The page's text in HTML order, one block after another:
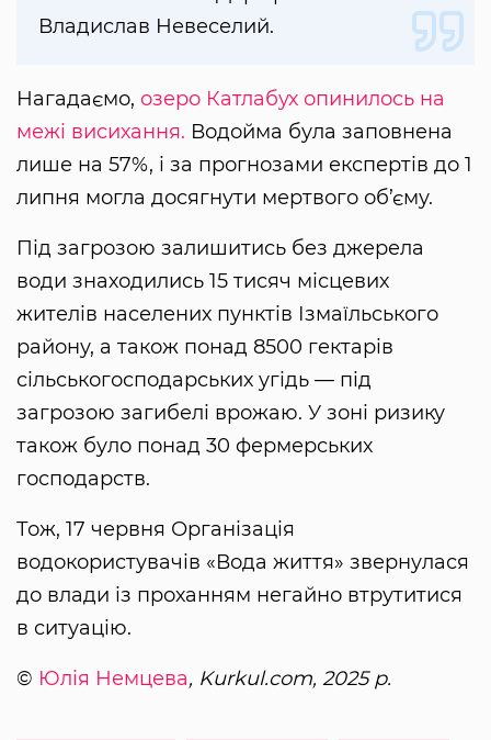
Владислав Невеселий.
Нагадаємо, озеро Катлабух опинилось на
межі висихання. Водойма була заповнена
лише на 57%, і за прогнозами експертів до 1
липня могла досягнути мертвого об’єму.
Під загрозою залишитись без джерела
води знаходились 15 тисяч місцевих
жителів населених пунктів Ізмаїльського
району, а також понад 8500 гектарів
сільськогосподарських угідь — під
загрозою загибелі врожаю. У зоні ризику
також було понад 30 фермерських
господарств.
Тож, 17 червня Організація
водокористувачів «Вода життя» звернулася
до влади із проханням негайно втрутитися
в ситуацію.
© Юлія Немцева, Kurkul.com, 2025 р.